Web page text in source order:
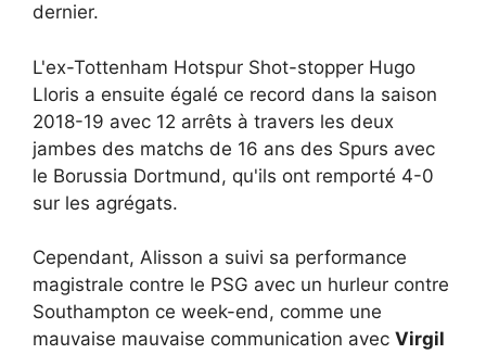
dernier.
L'ex-Tottenham Hotspur Shot-stopper Hugo
Lloris a ensuite égalé ce record dans la saison
2018-19 avec 12 arrêts à travers les deux
jambes des matchs de 16 ans des Spurs avec
le Borussia Dortmund, qu'ils ont remporté 4-0
sur les agrégats.
Cependant, Alisson a suivi sa performance
magistrale contre le PSG avec un hurleur contre
Southampton ce week-end, comme une
mauvaise mauvaise communication avec Virgil